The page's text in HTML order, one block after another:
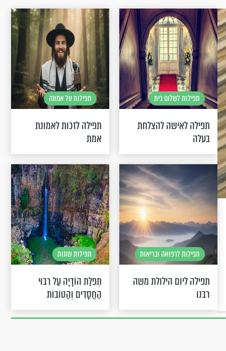
תפילות לשלום בית
תפילה לאישה להצלחת
בעלה
תפילות על אמונה
תפילה לזכות לאמונת
אמת
תפילות לרפואה ובריאות
תפילה ליום הילולת משה
רבנו
תפילות שונות
תְּפִלַּת הוֹדָיָה עַל רִבּוּי
הַחֲסָדִים וְהַטּוֹבוֹת